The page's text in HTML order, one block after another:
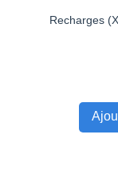
Recharges